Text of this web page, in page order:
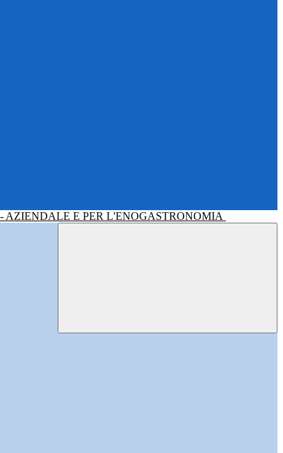
AZIENDALE E PER L'ENOGASTRONOMIA